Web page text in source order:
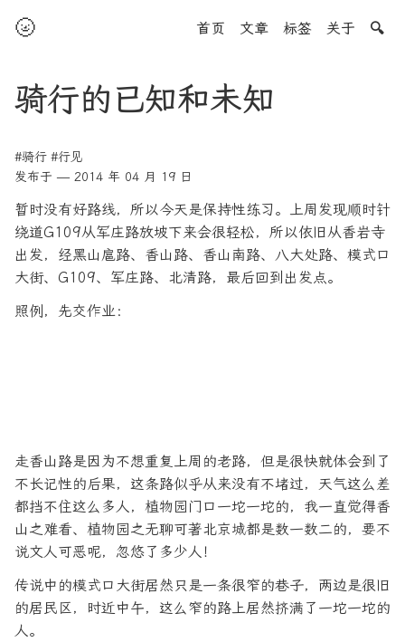
🌝 首页 文章 标签 关于 🔍
骑行的已知和未知
#骑行 #行见
发布于 — 2014 年 04 月 19 日
暂时没有好路线，所以今天是保持性练习。上周发现顺时针
绕道G109从军庄路放坡下来会很轻松，所以依旧从香岩寺
出发，经黑山扈路、香山路、香山南路、八大处路、模式口
大街、G109、军庄路、北清路，最后回到出发点。
照例，先交作业：
走香山路是因为不想重复上周的老路，但是很快就体会到了
不长记性的后果，这条路似乎从来没有不堵过，天气这么差
都挡不住这么多人，植物园门口一坨一坨的，我一直觉得香
山之难看、植物园之无聊可著北京城都是数一数二的，要不
说文人可恶呢，忽悠了多少人！
传说中的模式口大街居然只是一条很窄的巷子，两边是很旧
的居民区，时近中午，这么窄的路上居然挤满了一坨一坨的
人。